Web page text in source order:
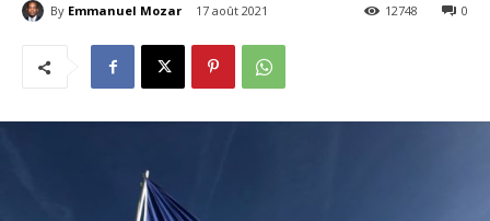
By Emmanuel Mozar 17 août 2021 0
12748